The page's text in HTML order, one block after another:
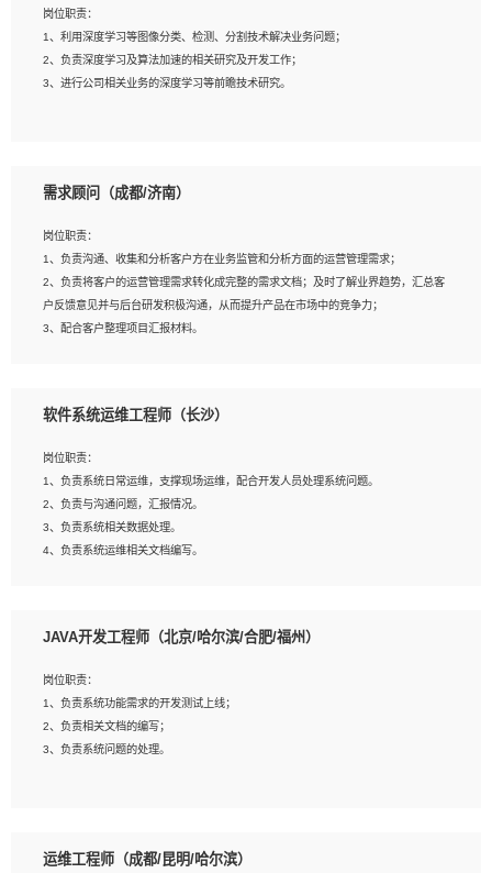
种常用框架和技术Springboot、Shiro、springcloud等；熟悉Linux常用命令和了解
常用脚本语言，较丰富的线上系统运维经验，复杂问题排查思路清晰。
AI算法框架，对人脸识别、目标检测、图像识别、OCR、NLP等AI算法有深刻理
解。具有AI平台级产品/解决方案从业经验者优先。具有大数据技术背景者优先；
6、具备良好的客户意识与沟通能力，善于学习思考、创新与团队协作，认真负责、
执行力与抗压力强。
岗位职责：
1、利用深度学习等图像分类、检测、分割技术解决业务问题；
2、负责深度学习及算法加速的相关研究及开发工作；
3、进行公司相关业务的深度学习等前瞻技术研究。
2、2年以上图像处理开发经验，熟悉python和spark开发；
建深度学习系统环境；
4、熟悉OPENCV、HALCON等常用图像处理软件，熟练进行图像处理；
5、熟悉主流的分类算法、聚类算法和关联分析算法原理，能熟练使用神经网络算法
的进行业务建模；
6、对OCR领域有深入的研究，熟悉模型调参，压缩和整型化方法；
需求顾问（成都/济南）
岗位职责：
1、负责沟通、收集和分析客户方在业务监管和分析方面的运营管理需求；
2、负责将客户的运营管理需求转化成完整的需求文档；及时了解业界趋势，汇总客
户反馈意见并与后台研发积极沟通，从而提升产品在市场中的竞争力；
3、配合客户整理项目汇报材料。
1、3年以上运营或解决方案的工作经验。
征，可独立提出完整的优化方案,并推动方案执行达成结果；熟练使用PPT、
WORD、EXCEL等办公软件；
3、深入理解公司各项AI产品和技术信息；具有较强的文档编写能力，能独立撰写
PPT、方案建议书等，面试时需携带个人制作的专业PPT文件进行展示。
软件系统运维工程师（长沙）
岗位职责：
1、负责系统日常运维，支撑现场运维，配合开发人员处理系统问题。
2、负责与沟通问题，汇报情况。
3、负责系统相关数据处理。
4、负责系统运维相关文档编写。
岗位要求：
2、精通linux命令。
3、熟悉oracle、mysql 数据库。
4、善于沟通，具有良好的团队合作精神和协作能力。
5、必须有实际的生产环境系统维护经验。
JAVA开发工程师（北京/哈尔滨/合肥/福州）
岗位职责：
1、负责系统功能需求的开发测试上线；
2、负责相关文档的编写；
3、负责系统问题的处理。
2、熟悉linux命令；
运维工程师（成都/昆明/哈尔滨）